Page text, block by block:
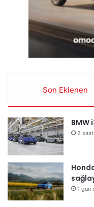
Son Eklenen
BMW
2
1 gün